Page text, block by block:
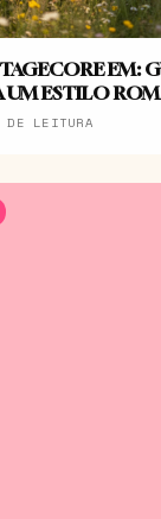
EM:
UM ESTILO
LEITURA